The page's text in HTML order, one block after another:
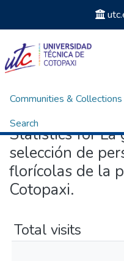
Communities & Collections
Search
Home Statistics
Statistics for La
selección de
florícolas de la
Cotopaxi.
Total visits